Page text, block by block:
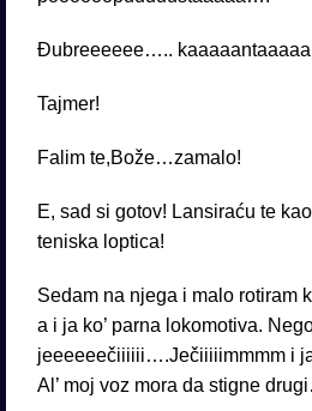
Đubreeeeee…..
Tajmer!
Falim te,Bože…zamalo!
E, sad si gotov! Lansiraću te
teniska loptica!
Sedam na njega i malo rotiram
a i ja ko’ parna lokomotiva.
jeeeeeečiiiiii….Ječiiiiimmmm i
Al’ moj voz mora da stigne